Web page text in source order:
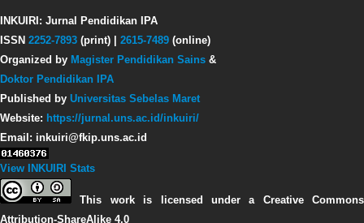
INKUIRI: Jurnal Pendidikan IPA
ISSN 2252-7893 (print) | 2615-7489 (online)
Organized by Magister Pendidikan Sains &
Doktor Pendidikan IPA
Published by Universitas Sebelas Maret
Website: https://jurnal.uns.ac.id/inkuiri/
Email: inkuiri@fkip.uns.ac.id
View INKUIRI Stats
This work is licensed under a Creative Commons
Attribution-ShareAlike 4.0